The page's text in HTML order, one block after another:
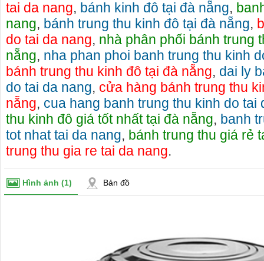
tai da nang, bánh kinh đô tại đà nẵng,
nang, bánh trung thu kinh đô tại đà nẵng,
do tai da nang, nhà phân phối bánh trung
nẵng, nha phan phoi banh trung thu kinh
bánh trung thu kinh đô tại đà nẵng, dai ly
do tai da nang, cửa hàng bánh trung thu
nẵng, cua hang banh trung thu kinh do tai
thu kinh đô giá tốt nhất tại đà nẵng, banh
tot nhat tai da nang, bánh trung thu giá rẻ
trung thu gia re tai da nang.
Hình ảnh (1) Bản đồ
cho thue
phú yên
thuê xe
thuê xe
cho
đà nẵng,
Cho thuê nhà nguyên căn Phú Yên, chuyên cho
thuê nhà nguyên căn tại Phú Yên
Chúng tôi hiên đang cho thuê nhà nguyên căn
tại Tuy Hòa - Phú Yên.